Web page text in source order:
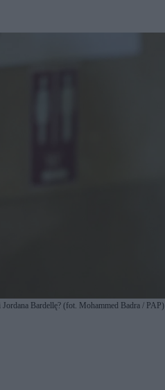
Bardellę? (fot. Mohammed Badra / PAP)